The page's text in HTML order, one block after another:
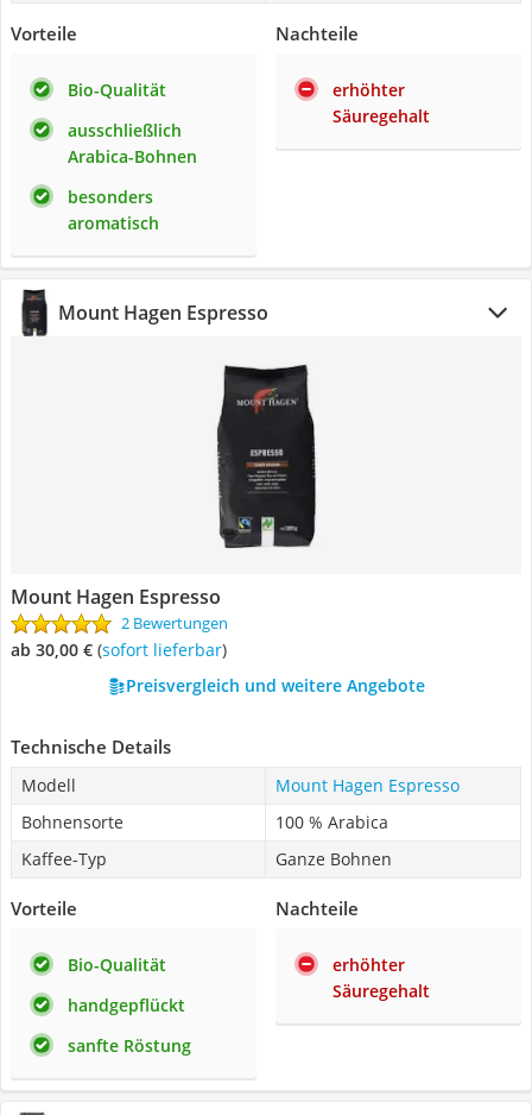
Vorteile
Bio-Qualität
ausschließlich
Arabica-Bohnen
besonders
aromatisch
Nachteile
erhöhter
Säuregehalt
Mount Hagen Espresso
Mount Hagen Espresso
2 Bewertungen
ab 30,00 € ( Sofort lieferbar)
Preisvergleich und weitere Angebote
Technische Details
Modell
Mount Hagen Espresso
Bohnensorte
100 % Arabica
Kaffee-Typ
Ganze Bohnen
Vorteile
Bio-Qualität
handgepflückt
sanfte Röstung
Nachteile
erhöhter
Säuregehalt